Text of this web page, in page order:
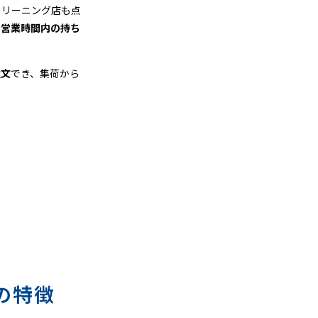
ーニング店も点
営業時間内の持ち
でき、集荷から
特徴